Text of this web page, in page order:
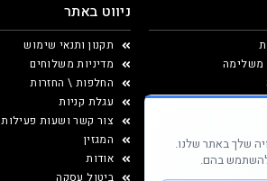
משלימה
ניווט באתר
תקנון ותנאי שימוש
מדיניות משלוחים
החלפות \ החזרות
עגלת קניות
צור קשר ושעות פעילות
המגזין
אודות
ביטול עסקה
שלך באתר שלנו.
להשתמש בהם.